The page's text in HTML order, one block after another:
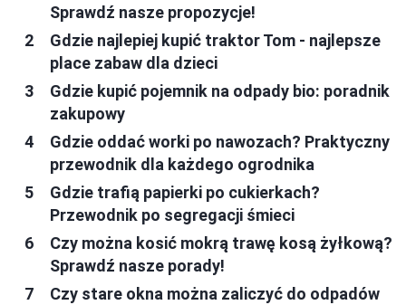
Sprawdź nasze propozycje!
Gdzie najlepiej kupić traktor Tom - najlepsze
place zabaw dla dzieci
Gdzie kupić pojemnik na odpady bio: poradnik
zakupowy
Gdzie oddać worki po nawozach? Praktyczny
przewodnik dla każdego ogrodnika
Gdzie trafią papierki po cukierkach?
Przewodnik po segregacji śmieci
Czy można kosić mokrą trawę kosą żyłkową?
Sprawdź nasze porady!
Czy stare okna można zaliczyć do odpadów